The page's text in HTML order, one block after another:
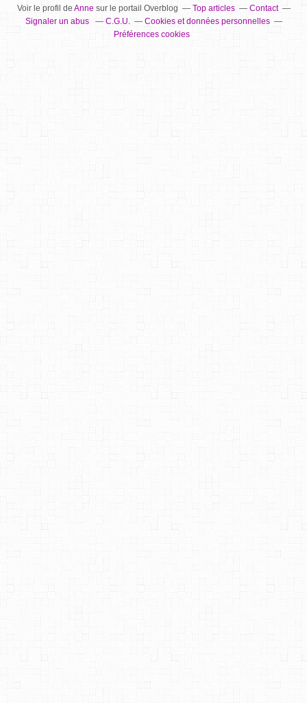
Voir le profil de Annesur le portail Overblog Top articles
Contact
Signaler un abus
C.G.U.
Cookies et données personnelles
Préférences cookies